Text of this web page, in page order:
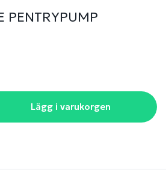
PENTRYPUMP
Lägg i varukorgen